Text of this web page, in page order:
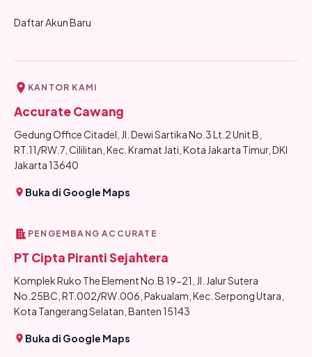
Daftar Akun Baru
KANTOR KAMI
Accurate Cawang
Gedung Office Citadel, Jl. Dewi Sartika No.3 Lt.2 Unit B,
RT.11/RW.7, Cililitan, Kec. Kramat Jati, Kota Jakarta Timur, DKI
Jakarta 13640
Buka di Google Maps
PENGEMBANG ACCURATE
PT Cipta Piranti Sejahtera
Komplek Ruko The Element No.B 19-21, Jl. Jalur Sutera
No.25BC, RT.002/RW.006, Pakualam, Kec. Serpong Utara,
Kota Tangerang Selatan, Banten 15143
Buka di Google Maps